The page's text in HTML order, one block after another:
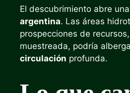
El descubrimiento abre una
argentina. Las áreas
prospecciones de
muestreada, podría
circulación profunda.